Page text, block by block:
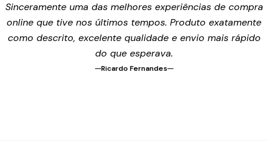
Sinceramente uma das melhores experiências de compra
online que tive nos últimos tempos. Produto exatamente
como descrito, excelente qualidade e envio mais rápido
do que esperava.
Ricardo Fernandes